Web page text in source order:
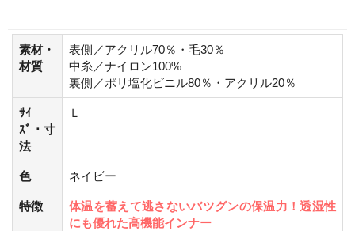
素材・
材質
表側／アクリル70％・毛30％
中糸／ナイロン100%
裏側／ポリ塩化ビニル80％・アクリル20％
ｻｲ
ｽﾞ・寸
法
Ｌ
色 ネイビー
特徴
体温を蓄えて逃さないバツグンの保温力！透湿性
にも優れた高機能インナー